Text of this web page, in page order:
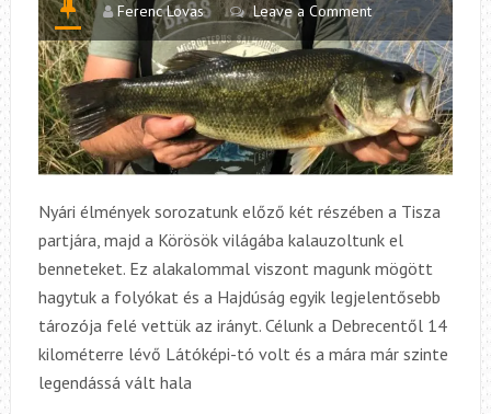
Ferenc Lovas Leave a Comment
Nyári élmények sorozatunk előző két részében a Tisza
partjára, majd a Körösök világába kalauzoltunk el
benneteket. Ez alakalommal viszont magunk mögött
hagytuk a folyókat és a Hajdúság egyik legjelentősebb
tározója felé vettük az irányt. Célunk a Debrecentől 14
kilométerre lévő Látóképi-tó volt és a mára már szinte
legendássá vált hala